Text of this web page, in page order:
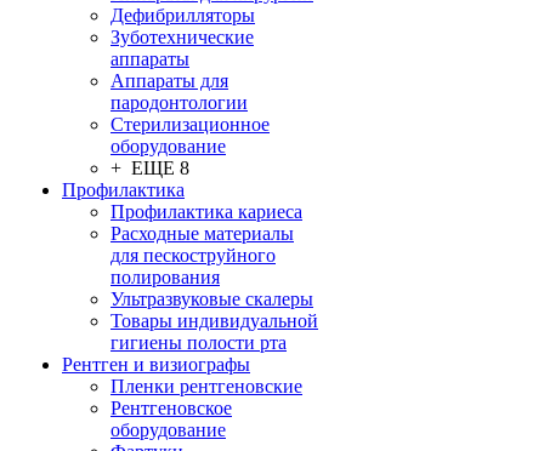
Дефибрилляторы
Зуботехнические
аппараты
Аппараты для
пародонтологии
Стерилизационное
оборудование
+ ЕЩЕ 8
Профилактика
Профилактика кариеса
Расходные материалы
для пескоструйного
полирования
Ультразвуковые скалеры
Товары индивидуальной
гигиены полости рта
Рентген и визиографы
Пленки рентгеновские
Рентгеновское
оборудование